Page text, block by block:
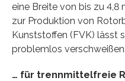
eine Breite von bis zu 4,8
zur Produktion von
Kunststoffen (FVK) lässt
problemlos verschweißen.
… für trennmittelfreie